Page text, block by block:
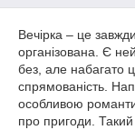
Вечірка – це
організована. Є
без, але набагато
спрямованість.
особливою
про пригоди.